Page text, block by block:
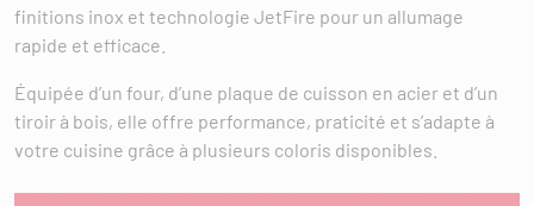
finitions inox et technologie JetFire pour un allumage
rapide et efficace.
Équipée d’un four, d’une plaque de cuisson en acier et d’un
tiroir à bois, elle offre performance, praticité et s’adapte à
votre cuisine grâce à plusieurs coloris disponibles.